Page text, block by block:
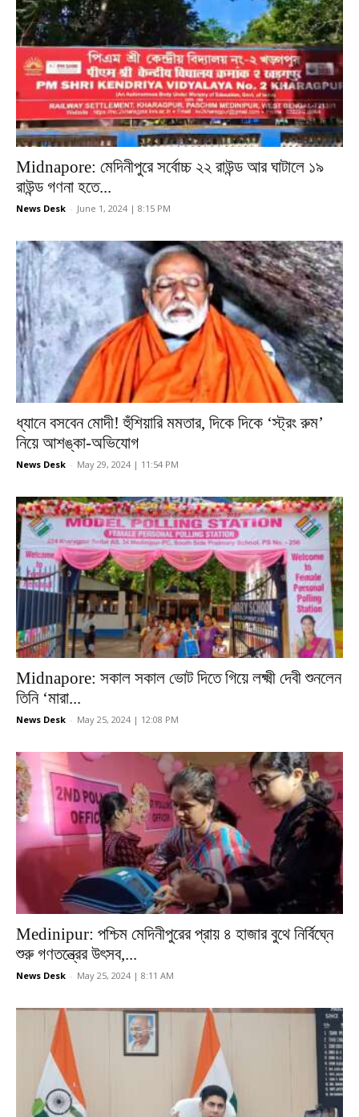
Midnapore: মেদিনীপুরে সর্বোচ্চ ২২ রাউন্ড আর ঘাটালে ১৯
রাউন্ড গণনা হতে...
News Desk - June 1, 2024 | 8:15 PM
ধ্যানে বসবেন মোদী! হুঁশিয়ারি মমতার, দিকে দিকে ‘স্ট্রং রুম’
নিয়ে আশঙ্কা-অভিযোগ
News Desk - May 29, 2024 | 11:54 PM
Midnapore: সকাল সকাল ভোট দিতে গিয়ে লক্ষ্মী দেবী শুনলেন
তিনি ‘মারা...
News Desk - May 25, 2024 | 12:08 PM
Medinipur: পশ্চিম মেদিনীপুরের প্রায় ৪ হাজার বুথে নির্বিঘ্নে
শুরু গণতন্ত্রের উৎসব,...
News Desk - May 25, 2024 | 8:11 AM